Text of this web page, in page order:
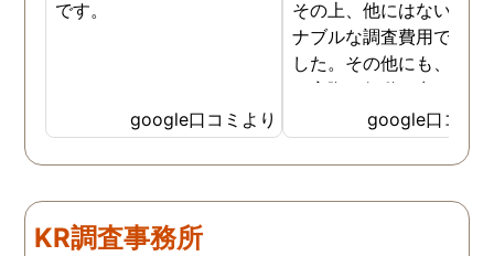
です。
google口コミより
その上、他にはないリー
ナブルな調査費用で済み
した。その他にも、相談
ら実際に行動に出て頂い
のが、スゴく早く問題を
決していただき、大変助
りました。 次回も是非
しろ最初の相談の段階が
google口コミ
KR調査事務所